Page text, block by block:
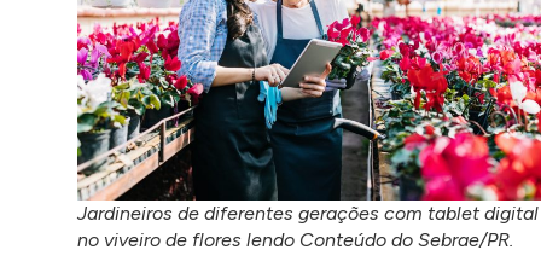
Jardineiros de diferentes gerações com tablet digital
no viveiro de flores lendo Conteúdo do Sebrae/PR.